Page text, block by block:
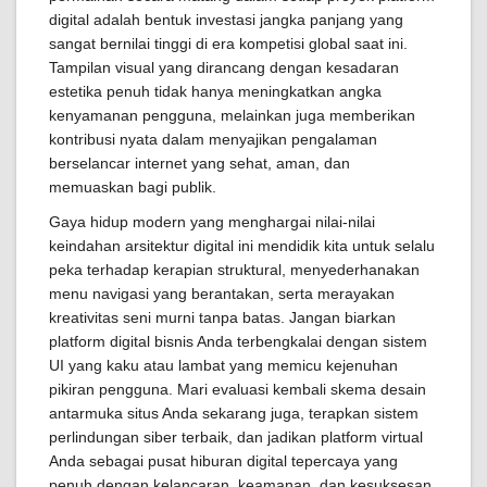
digital adalah bentuk investasi jangka panjang yang
sangat bernilai tinggi di era kompetisi global saat ini.
Tampilan visual yang dirancang dengan kesadaran
estetika penuh tidak hanya meningkatkan angka
kenyamanan pengguna, melainkan juga memberikan
kontribusi nyata dalam menyajikan pengalaman
berselancar internet yang sehat, aman, dan
memuaskan bagi publik.
Gaya hidup modern yang menghargai nilai-nilai
keindahan arsitektur digital ini mendidik kita untuk selalu
peka terhadap kerapian struktural, menyederhanakan
menu navigasi yang berantakan, serta merayakan
kreativitas seni murni tanpa batas. Jangan biarkan
platform digital bisnis Anda terbengkalai dengan sistem
UI yang kaku atau lambat yang memicu kejenuhan
pikiran pengguna. Mari evaluasi kembali skema desain
antarmuka situs Anda sekarang juga, terapkan sistem
perlindungan siber terbaik, dan jadikan platform virtual
Anda sebagai pusat hiburan digital tepercaya yang